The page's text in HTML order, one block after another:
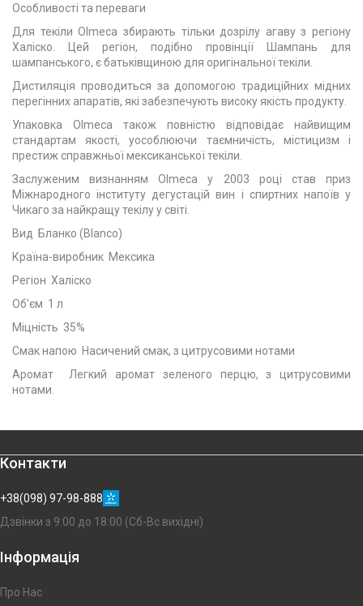
Особливості та переваги
Для текіли Olmeca збирають тільки дозрілу агаву з регіону
Халіско. Цей регіон, подібно провінції Шампань для
шампанського, є батьківщиною для оригінальної текіли.
Дистиляція проводиться за допомогою традиційних мідних
перегінних апаратів, які забезпечують високу якість продукту.
Упаковка Olmeca також повністю відповідає найвищим
стандартам якості, уособлюючи таємничість, містицизм і
престиж справжньої мексиканської текіли.
Заслуженим визнанням Olmeca у 2003 році став приз
Міжнародного інституту дегустацій вин і спиртних напоїв у
Чикаго за найкращу текілу у світі.
Вид Бланко (Blanco)
Країна-виробник Мексика
Регіон Халіско
Об'єм 1 л
Міцність 35%
Смак напою Насичений смак, з цитрусовими нотами
Аромат Легкий аромат зеленого перцю, з цитрусовими
нотами.
Контакти
+38(098) 97-98-888
Дзвінки з 9:00 до 18:00 (Сб-Вс вихідні)
Інформація
Про Нас